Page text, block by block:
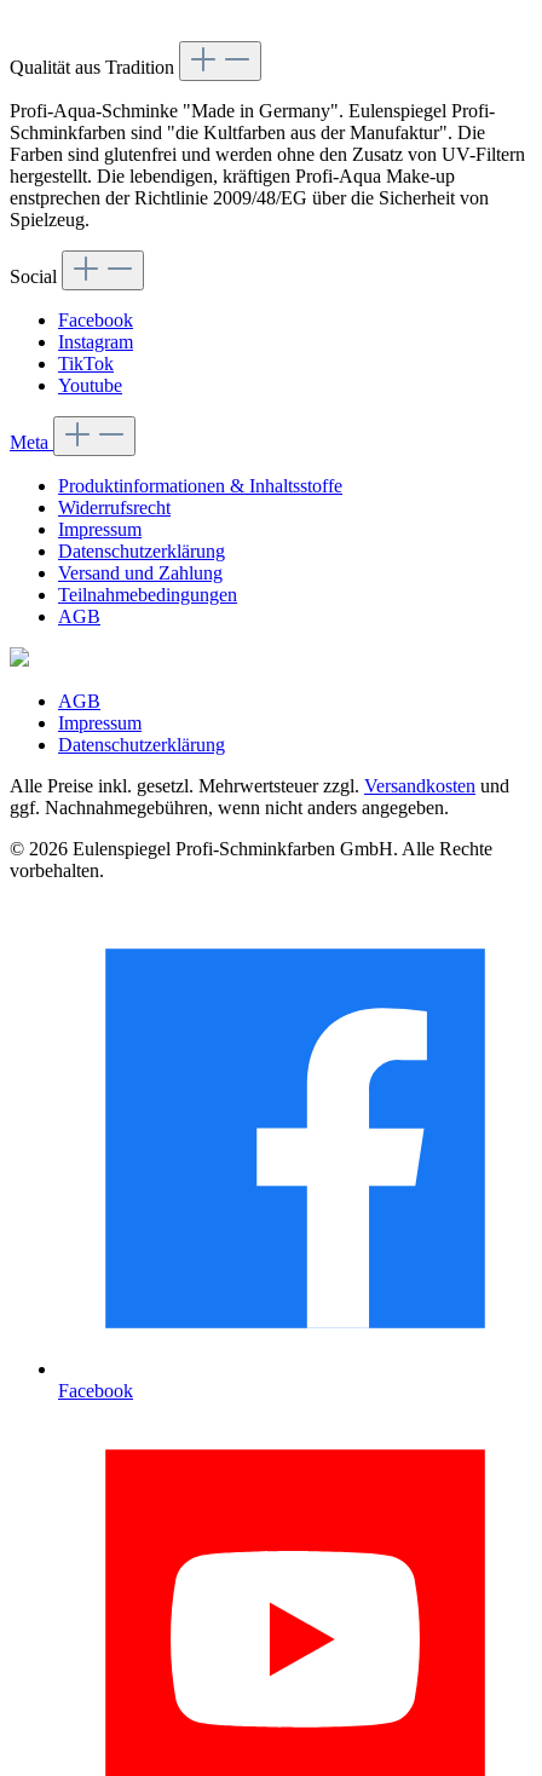
Qualität aus Tradition
Profi-Aqua-Schminke "Made in Germany". Eulenspiegel Profi-
Schminkfarben sind "die Kultfarben aus der Manufaktur". Die
Farben sind glutenfrei und werden ohne den Zusatz von UV-Filtern
hergestellt. Die lebendigen, kräftigen Profi-Aqua Make-up
enstprechen der Richtlinie 2009/48/EG über die Sicherheit von
Spielzeug.
Social
Facebook
Instagram
TikTok
Youtube
Meta
Produktinformationen & Inhaltsstoffe
Widerrufsrecht
Impressum
Datenschutzerklärung
Versand und Zahlung
Teilnahmebedingungen
AGB
AGB
Impressum
Datenschutzerklärung
Alle Preise inkl. gesetzl. Mehrwertsteuer zzgl. Versandkosten und
ggf. Nachnahmegebühren, wenn nicht anders angegeben.
© 2026 Eulenspiegel Profi-Schminkfarben GmbH. Alle Rechte
vorbehalten.
Facebook